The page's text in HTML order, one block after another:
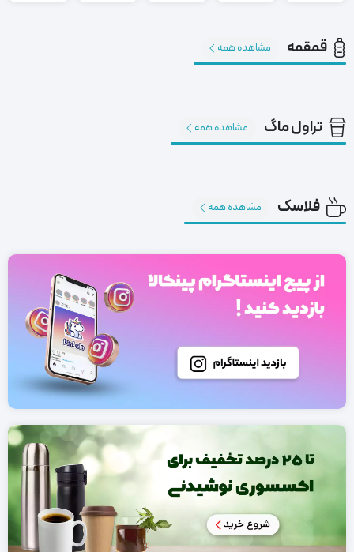
قمقمه مشاهده همه
تراول ماگ مشاهده همه
فلاسک مشاهده همه